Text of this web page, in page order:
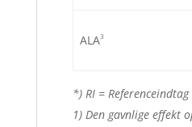
ALA3
*) RI = Referenceindtag
1) Den gavnlige effekt